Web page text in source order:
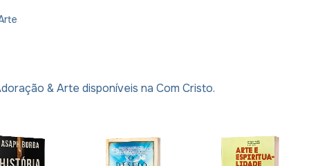
& Arte disponíveis na Com Cristo.